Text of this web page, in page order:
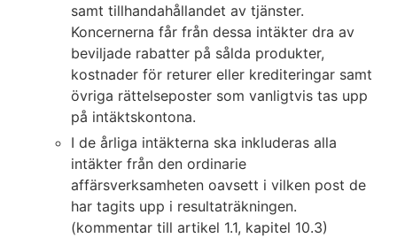
samt tillhandahållandet av tjänster.
Koncernerna får från dessa intäkter dra av
beviljade rabatter på sålda produkter,
kostnader för returer eller krediteringar samt
övriga rättelseposter som vanligtvis tas upp
på intäktskontona.
I de årliga intäkterna ska inkluderas alla
intäkter från den ordinarie
affärsverksamheten oavsett i vilken post de
har tagits upp i resultaträkningen.
(kommentar till artikel 1.1, kapitel 10.3)